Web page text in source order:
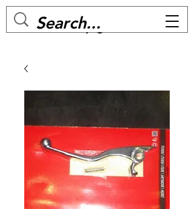
MC BIKE Perpignan